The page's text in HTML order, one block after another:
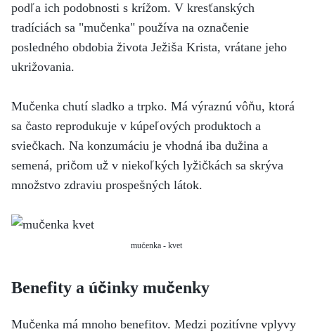
podľa ich podobnosti s krížom. V kresťanských
tradíciách sa "mučenka" používa na označenie
posledného obdobia života Ježiša Krista, vrátane jeho
ukrižovania.
Mučenka chutí sladko a trpko. Má výraznú vôňu, ktorá
sa často reprodukuje v kúpeľových produktoch a
sviečkach. Na konzumáciu je vhodná iba dužina a
semená, pričom už v niekoľkých lyžičkách sa skrýva
množstvo zdraviu prospešných látok.
mučenka - kvet
Benefity a účinky mučenky
Mučenka má mnoho benefitov. Medzi pozitívne vplyvy